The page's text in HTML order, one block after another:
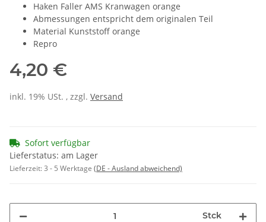
Haken Faller AMS Kranwagen orange
Abmessungen entspricht dem originalen Teil
Material Kunststoff orange
Repro
4,20 €
inkl. 19% USt. , zzgl. Versand
Sofort verfügbar
Lieferstatus: am Lager
Lieferzeit:3 - 5 Werktage (DE - Ausland abweichend)
Stck